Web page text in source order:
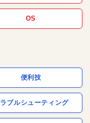
OS
便利技
ラブルシューティング